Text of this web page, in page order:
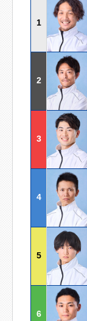
1
2
3
4
5
6